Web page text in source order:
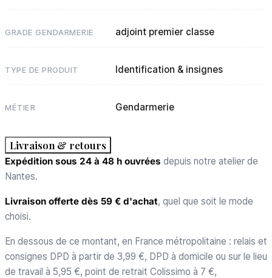
GRADE GENDARMERIE adjoint premier classe
TYPE DE PRODUIT Identification & insignes
MÉTIER Gendarmerie
Livraison & retours
Expédition sous 24 à 48 h ouvrées depuis notre atelier de
Nantes.
Livraison offerte dès 59 € d'achat, quel que soit le mode
choisi.
En dessous de ce montant, en France métropolitaine : relais et
consignes DPD à partir de 3,99 €, DPD à domicile ou sur le lieu
de travail à 5,95 €, point de retrait Colissimo à 7 €,